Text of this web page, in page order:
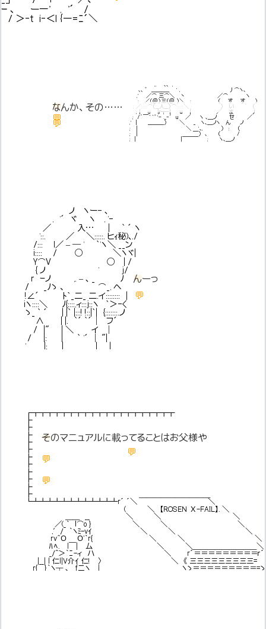
ｰ ､ ー―' , '´ /
/ ＞‐t_j‐＜l {―=ﾆ´＼
💬
💬
💬
なんか、その……
,, ､､ ,
､､ ゛ _＿＿＿ ' , 丿⌒ヽ､
,' ／⌒ 三⌒＼ 丶 ／⌒ ヽ
; ／（＠）三（＠ ）＼ ; （ す す ）
; ／:::::⌒（__人__）⌒::::::＼ ; ） い ` （
女の子の個人情報勝手に見るの ; | u |ｒ┬-| u | ／ ま 丿
悪いかなって思って…… ; /´￣｀｀゛'- ._‐´ u ／ ヽ ､＿ノ せ ／
,' | ＿＿＿） ＼ _ ヽ､＿ノヽ ん ノ
; | ＼ '､, ） ： （
; | ￣） ､ （ /
; | |￣￣￣ ; ヽ､＿ノ
💬
💬
んーっ
ノ ヽー- ､
, '´ ヾ ヽ , '-
／ 入… | ` ´ ヽ
'::. ／ ＼:::::. ヒｨ秘)､./
/::: l／ – ─ ' `'ヽ＼ __ン
i:::: / ○ ＼ヽヾ|
Y⌒V ○ | /
{ ノ ' j/
r ｰノ ,. – ､ _ ﾉ
/ _ﾉゝ 、 ⌒_, ヘ
!∠´ ﾄ｀_二_ 二.イ:::::::: |
iヽ::::＼ ﾉ{::::,ィ:::j::ヽ ｀＞-<
ゝ_ ` ´ | |` |:::! !::|`| {:::::::.ノ
∧ | |. `´ `´│ フ´
/ |" | ＼ イ │
/ |: | ` '´ │ "|
' |: | | |
💬
💬
💬
💬
そのマニュアルに載ってることはお父様や
┏┳┳┳┳┳┳┳┳┳┳┳┳┳┳┳┳┳┳┳┳
┣
┣
┣
┣
┣
┣
┣
┣
┣
┣
┣ ＿＿＿＿＿＿＿＿＿＿
┗┻┻┻┻┻┻┻┻┻┻┻┻r´ ´＼ ＼
( ＼ 【ROSEN Ⅹ-FAIL】. ＼
＿＿ __ ＼ ＼ ＼
／(_｀ ｌ⌒o } ＼ ＼ ＼
,′/ ｀ヽﾐ-vｲ ＼ ＼ ＼
rv＾Ｏ Ｏ'｀r{ ＼ ＼ ＼
ﾊﾍ. l￣| 厶 ＼ ＼＿＿＿＿＿＿＿＿＿＼
_/^＞｀ﾆ-ィ ハ ＼ r´＝＝＝＝＝＝＝＝＝ｒ´
|__| l 仁l|V介ｲ 仁! 〉 ＼ 《 三三三三三三三三三=
r{＿}｀ヽ┬ ､＿fニヽ | ヽゝ＝＝＝＝＝＝＝＝＝=ゝ